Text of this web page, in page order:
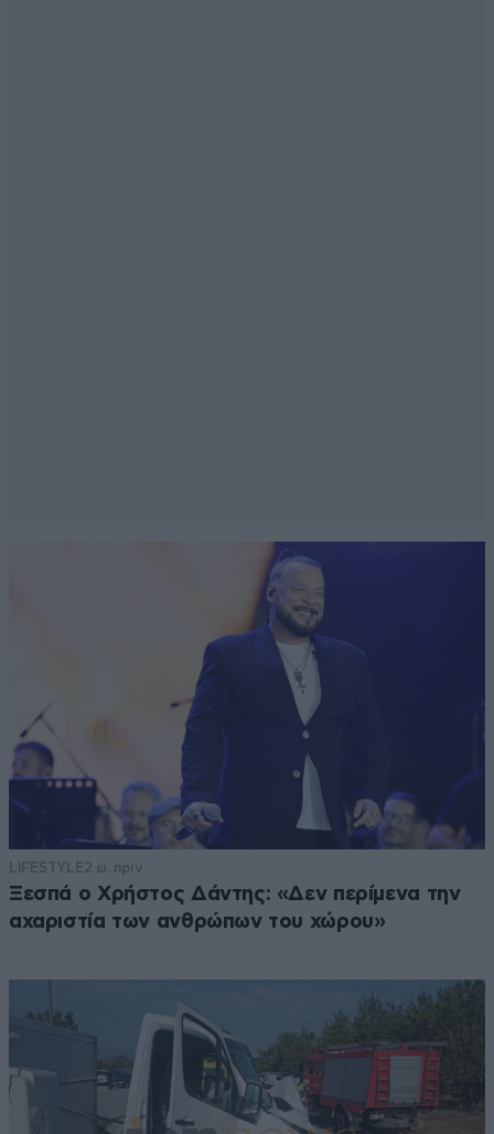
LIFESTYLE 2 ω. πριν
Ξεσπά ο Χρήστος Δάντης: «Δεν περίμενα την
αχαριστία των ανθρώπων του χώρου»